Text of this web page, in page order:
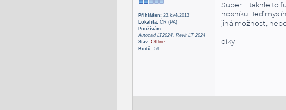
Přihlášen:23.kvě.2013
Lokalita:ČR (PA)
Používám:
Autocad LT2024, Revit LT 2024
Stav: Offline
Bodů:59
Super.... takhle to
nosníku. Teď
jiná možnost,
díky